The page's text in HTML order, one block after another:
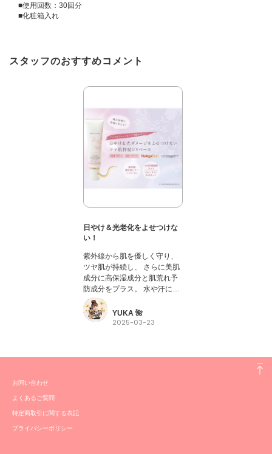
■使用回数：30回分
■化粧箱入れ
スタッフのおすすめコメント
日やけ＆光老化をよせつけな
い！
紫外線から肌を優しく守り、
ツヤ肌が持続し、 さらに美肌
成分に高保湿成分と肌荒れ予
防成分をプラス。 水や汗に強
いウォータープルーフ処方で
ありながら、専用クレンジン
グ不要ですっきりオフできま
YUKA 🌺
2025-03-23
お問い合わせ
よくあるご質問
特定商取引に関する表記
プライバシーポリシー